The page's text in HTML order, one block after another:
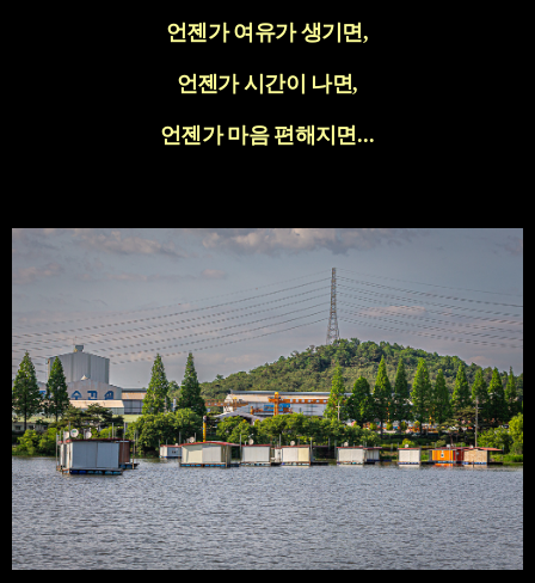
언젠가 여유가 생기면,
언젠가 시간이 나면,
언젠가 마음 편해지면...